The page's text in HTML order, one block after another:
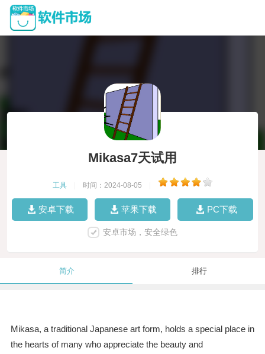
Mikasa7天试用
工具 时间：2024-08-05
安卓下载 苹果下载 PC下载
安卓市场，安全绿色
简介 排行
Mikasa, a traditional Japanese art form, holds a special place in
the hearts of many who appreciate the beauty and